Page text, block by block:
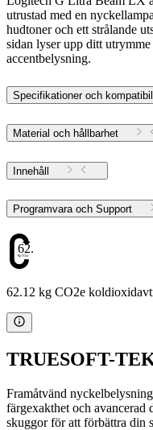
utrustad med en
hudtoner och ett strålande
sidan lyser upp ditt
accentbelysning.
Specifikationer och
Material och hållbarhet
Innehåll
Programvara och Support
62.12
62.12 kg CO2e
TRUESOFT-
Framåtvänd
färgexakthet och
skuggor för att förbättra din